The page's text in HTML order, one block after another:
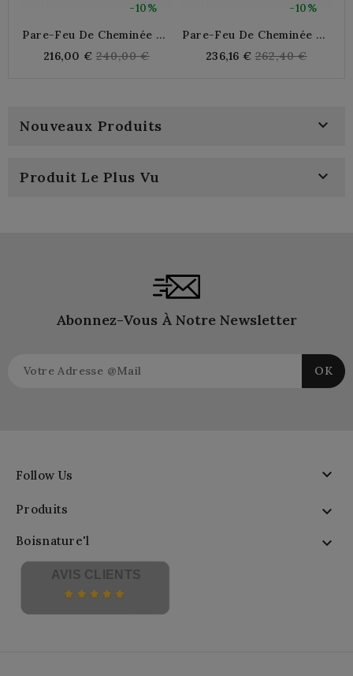
-10%
Pare-Feu De Cheminée En
216,00 € Regular
240,00 €
-10%
Pare-Feu De Cheminée En
236,16 € Regular
262,40 €
Nouveaux Produits 
Produit Le Plus Vu 
Abonnez-Vous À Notre Newsletter
Follow Us 
Produits 
Boisnature'l 
AVIS CLIENTS